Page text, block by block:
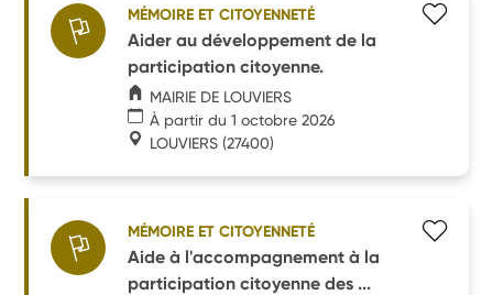
MÉMOIRE ET CITOYENNETÉ
Aider au développement de la
participation citoyenne.
MAIRIE DE LOUVIERS
À partir du 1 octobre 2026
LOUVIERS (27400)
MÉMOIRE ET CITOYENNETÉ
Aide à l'accompagnement à la
participation citoyenne des ...